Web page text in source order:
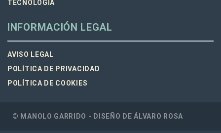
TECNOLOGÍA
INFORMACIÓN LEGAL
AVISO LEGAL
POLÍTICA DE PRIVACIDAD
POLÍTICA DE COOKIES
© MANOLO GARRIDO - DISEÑO DEÁLVARO ROSA